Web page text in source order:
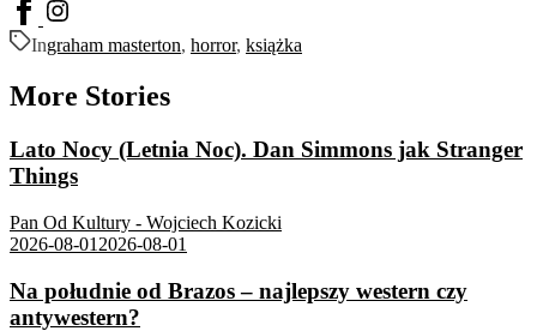
Ingraham masterton, horror, książka
More Stories
Lato Nocy (Letnia Noc). Dan Simmons jak Stranger
Things
Pan Od Kultury - Wojciech Kozicki
2026-08-01 2026-08-01
Na południe od Brazos – najlepszy western czy
antywestern?